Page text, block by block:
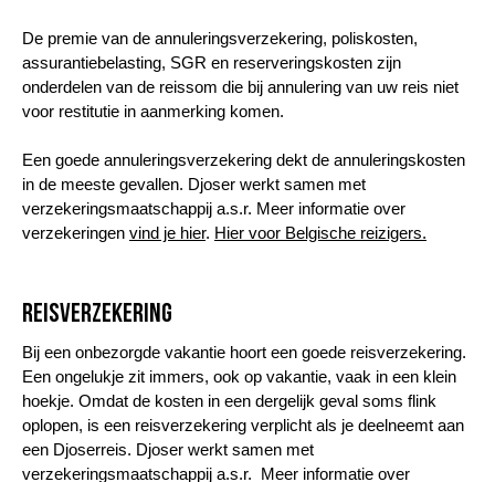
De premie van de annuleringsverzekering, poliskosten,
assurantiebelasting, SGR en reserveringskosten zijn
onderdelen van de reissom die bij annulering van uw reis niet
voor restitutie in aanmerking komen.
Een goede annuleringsverzekering dekt de annuleringskosten
in de meeste gevallen. Djoser werkt samen met
verzekeringsmaatschappij a.s.r. Meer informatie over
verzekeringen vind je hier. Hier voor Belgische reizigers.
Reisverzekering
Bij een onbezorgde vakantie hoort een goede reisverzekering.
Een ongelukje zit immers, ook op vakantie, vaak in een klein
hoekje. Omdat de kosten in een dergelijk geval soms flink
oplopen, is een reisverzekering verplicht als je deelneemt aan
een Djoserreis. Djoser werkt samen met
verzekeringsmaatschappij a.s.r. Meer informatie over